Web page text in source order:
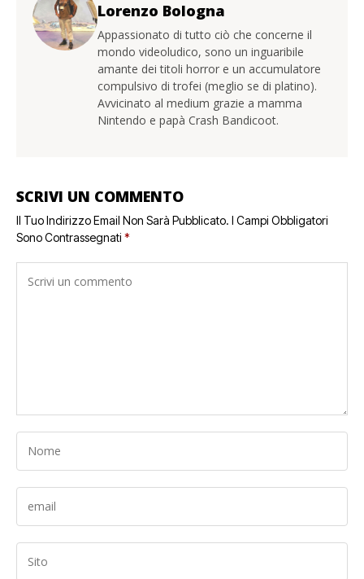
Lorenzo Bologna
Appassionato di tutto ciò che concerne il
mondo videoludico, sono un inguaribile
amante dei titoli horror e un accumulatore
compulsivo di trofei (meglio se di platino).
Avvicinato al medium grazie a mamma
Nintendo e papà Crash Bandicoot.
SCRIVI UN COMMENTO
Il Tuo Indirizzo Email Non Sarà Pubblicato. I Campi Obbligatori
Sono Contrassegnati *